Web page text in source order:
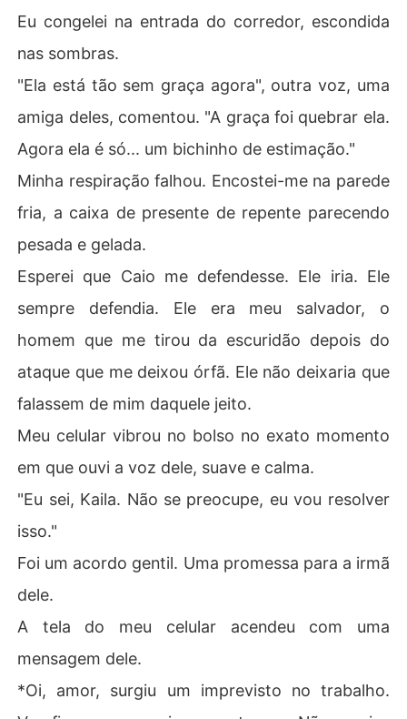
Eu congelei na entrada do corredor, escondida
nas sombras.
"Ela está tão sem graça agora", outra voz, uma
amiga deles, comentou. "A graça foi quebrar ela.
Agora ela é só... um bichinho de estimação."
Minha respiração falhou. Encostei-me na parede
fria, a caixa de presente de repente parecendo
pesada e gelada.
Esperei que Caio me defendesse. Ele iria. Ele
sempre defendia. Ele era meu salvador, o
homem que me tirou da escuridão depois do
ataque que me deixou órfã. Ele não deixaria que
falassem de mim daquele jeito.
Meu celular vibrou no bolso no exato momento
em que ouvi a voz dele, suave e calma.
"Eu sei, Kaila. Não se preocupe, eu vou resolver
isso."
Foi um acordo gentil. Uma promessa para a irmã
dele.
A tela do meu celular acendeu com uma
mensagem dele.
*Oi, amor, surgiu um imprevisto no trabalho.